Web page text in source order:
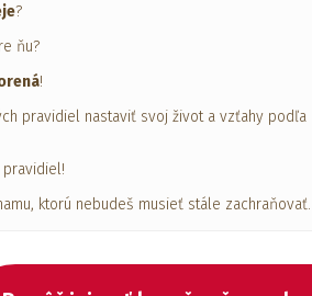
?
ňu?
!
pravidiel nastaviť svoj život a vzťahy podľa
pravidiel!
ktorú nebudeš musieť stále zachraňovať.